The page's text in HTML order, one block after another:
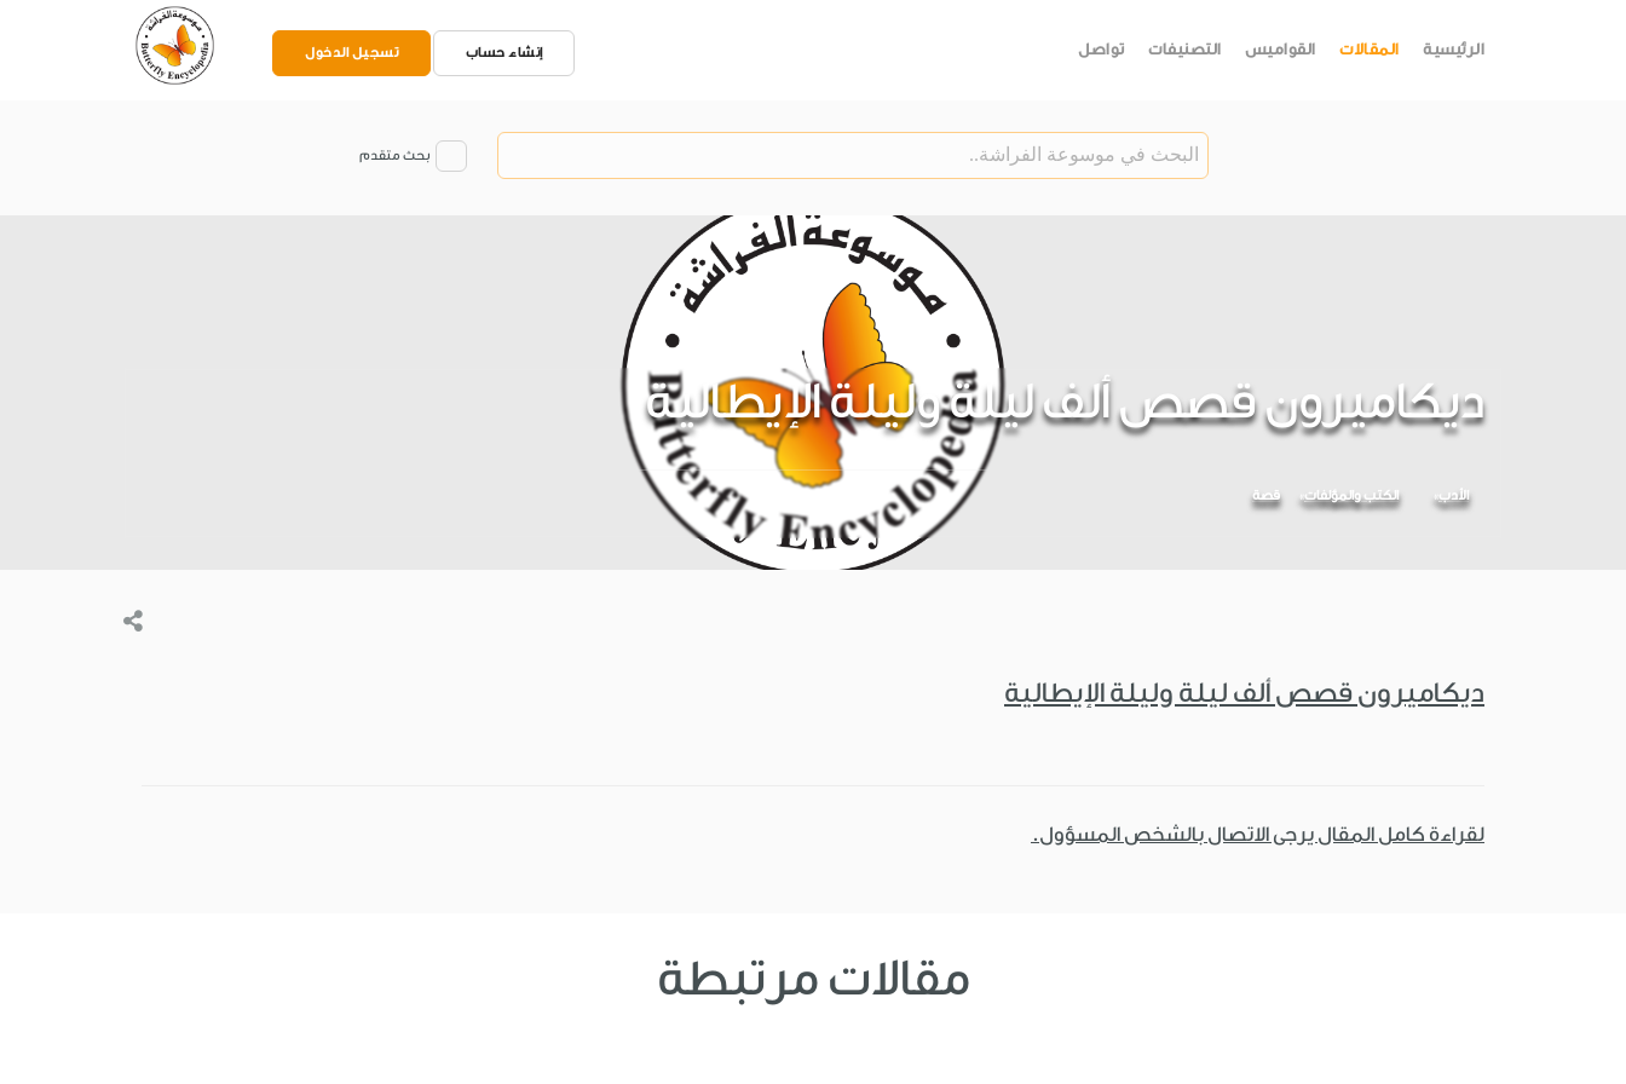
الرئيسية المقالات القواميس التصنيفات تواصل إنشاء حساب تسجيل الدخول
بحث متقدم
ديكاميرون قصص ألف ليلة وليلة الإيطالية
الأدب الكتب والمؤلفات قصة
ديكاميرون قصص ألف ليلة وليلة الإيطالية
لقراءة كامل المقال يرجى الاتصال بالشخص المسؤول.
مقالات مرتبطة